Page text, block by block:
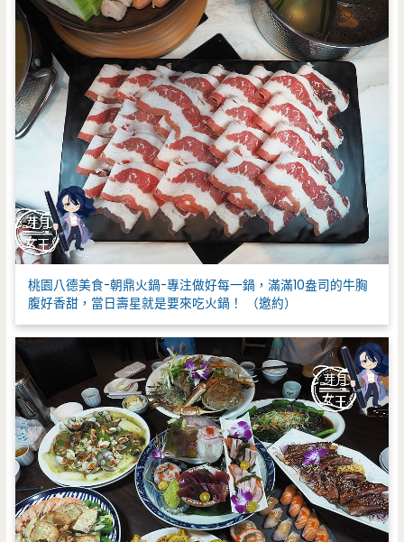
桃園八德美食-朝鼎火鍋-專注做好每一鍋，滿滿10盎司的牛胸
腹好香甜，當日壽星就是要來吃火鍋！ （邀約）